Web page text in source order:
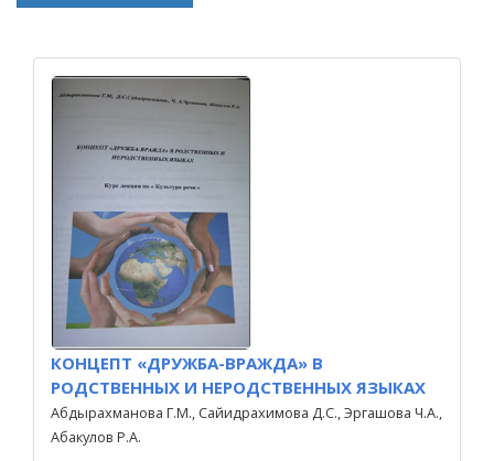
КОНЦЕПТ «ДРУЖБА-ВРАЖДА» В
РОДСТВЕННЫХ И НЕРОДСТВЕННЫХ ЯЗЫКАХ
Абдырахманова Г.М., Сайидрахимова Д.С., Эргашова Ч.А.,
Абакулов Р.А.